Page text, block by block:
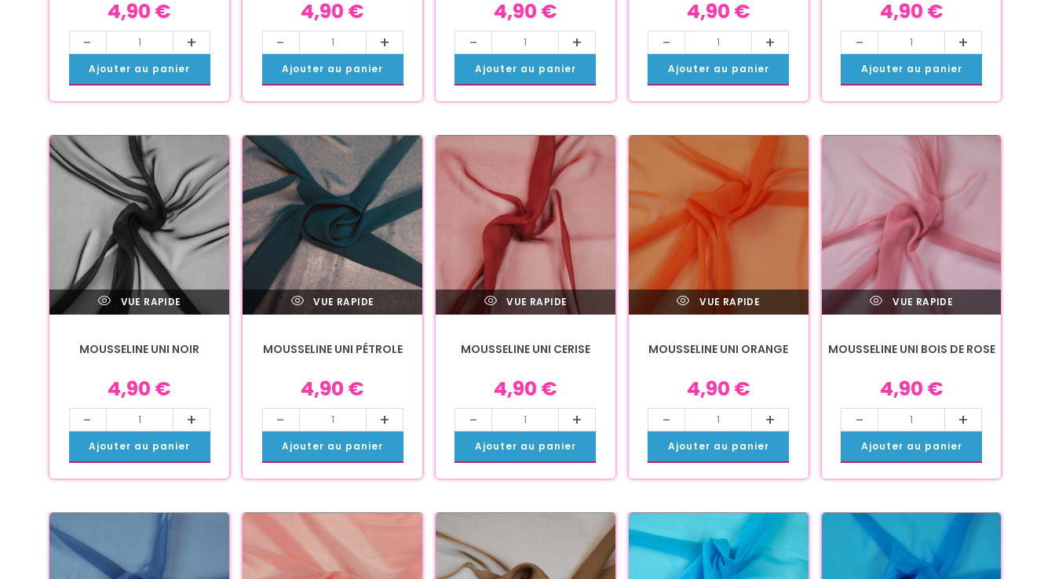
4,90 €
- +
Ajouter au panier
4,90 €
- +
Ajouter au panier
4,90 €
- +
Ajouter au panier
4,90 €
- +
Ajouter au panier
4,90 €
- +
Ajouter au panier
VUE RAPIDE
MOUSSELINE UNI NOIR
4,90 €
- +
Ajouter au panier
VUE RAPIDE
MOUSSELINE UNI PÉTROLE
4,90 €
- +
Ajouter au panier
VUE RAPIDE
MOUSSELINE UNI CERISE
4,90 €
- +
Ajouter au panier
VUE RAPIDE
MOUSSELINE UNI ORANGE
4,90 €
- +
Ajouter au panier
VUE RAPIDE
MOUSSELINE UNI BOIS DE ROSE
4,90 €
- +
Ajouter au panier